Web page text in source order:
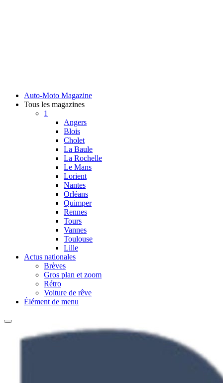
Auto-Moto Magazine
Tous les magazines
1
Angers
Blois
Cholet
La Baule
La Rochelle
Le Mans
Lorient
Nantes
Orléans
Quimper
Rennes
Tours
Vannes
Toulouse
Lille
Actus nationales
Brèves
Gros plan et zoom
Rétro
Voiture de rêve
Élément de menu